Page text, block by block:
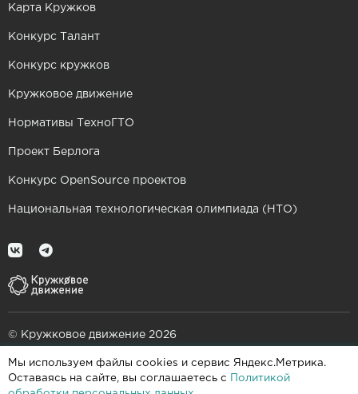
Мы используем файлы cookies и сервис Яндекс.Метрика.
Оставаясь на сайте, вы соглашаетесь с
Политикой
Карта Кружков
Конкурс Талант
Конкурс кружков
Кружковое движение
Нормативы ТехноГТО
Проект Берлога
Конкурс OpenSource проектов
Национальная технологическая олимпиада (НТО)
© Кружковое движение 2026
При поддержке